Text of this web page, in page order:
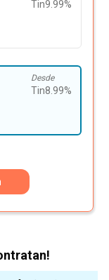
Tin9.99%
Desde
Tin8.99%